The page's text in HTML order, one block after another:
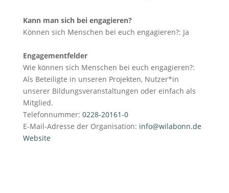
Kann man sich bei engagieren?
Können sich Menschen bei euch engagieren?: Ja
Engagementfelder
Wie können sich Menschen bei euch engagieren?:
Als Beteiligte in unseren Projekten, Nutzer*in
unserer Bildungsveranstaltungen oder einfach als
Mitglied.
Telefonnummer: 0228-20161-0
E-Mail-Adresse der Organisation: info@wilabonn.de
Website